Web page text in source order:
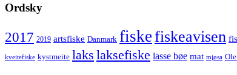
Ordsky
2017 2019 artsfiske Danmark fiskefiskeavisen
kveitefiske kystmeite laks laksefiske lasse bøe mat mjøsa